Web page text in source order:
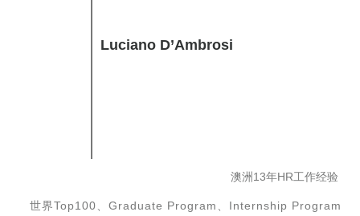
Luciano D’Ambrosi
澳洲13年HR工作经验
世界Top100、Graduate Program、Internship Program